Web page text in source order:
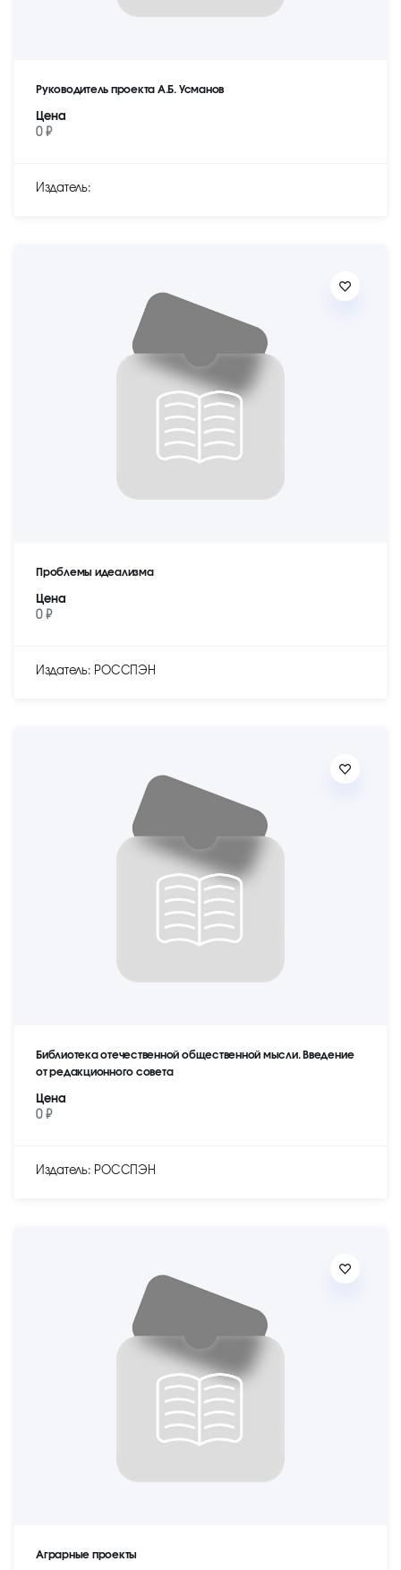
Руководитель проекта А.Б. Усманов
Цена
0 ₽
Издатель:
Проблемы идеализма
Цена
0 ₽
Издатель: РОССПЭН
Библиотека отечественной общественной мысли. Введение
от редакционного совета
Цена
0 ₽
Издатель: РОССПЭН
Аграрные проекты